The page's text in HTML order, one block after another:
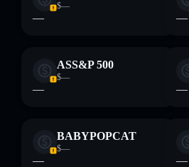
$—
— —
ASS&P 500
$—
— —
BABYPOPCAT
$—
— —